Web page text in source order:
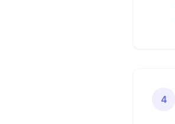
4